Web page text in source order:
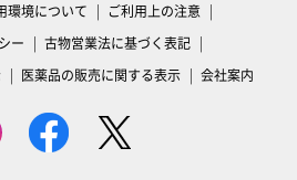
環境について
ご利用上の注意
ー
古物営業法に基づく表記
医薬品の販売に関する表示 会社案内